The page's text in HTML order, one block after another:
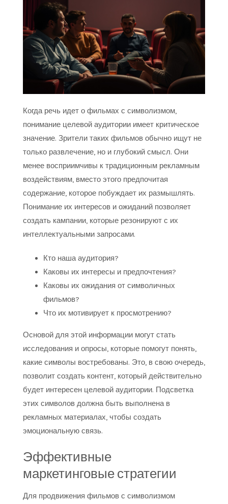
Когда речь идет о фильмах с символизмом,
понимание целевой аудитории имеет критическое
значение. Зрители таких фильмов обычно ищут не
только развлечение, но и глубокий смысл. Они
менее восприимчивы к традиционным рекламным
воздействиям, вместо этого предпочитая
содержание, которое побуждает их размышлять.
Понимание их интересов и ожиданий позволяет
создать кампании, которые резонируют с их
интеллектуальными запросами.
Кто наша аудитория?
Каковы их интересы и предпочтения?
Каковы их ожидания от символичных
фильмов?
Что их мотивирует к просмотрению?
Основой для этой информации могут стать
исследования и опросы, которые помогут понять,
какие символы востребованы. Это, в свою очередь,
позволит создать контент, который действительно
будет интересен целевой аудитории. Подсветка
этих символов должна быть выполнена в
рекламных материалах, чтобы создать
эмоциональную связь.
Эффективные
маркетинговые стратегии
Для продвижения фильмов с символизмом